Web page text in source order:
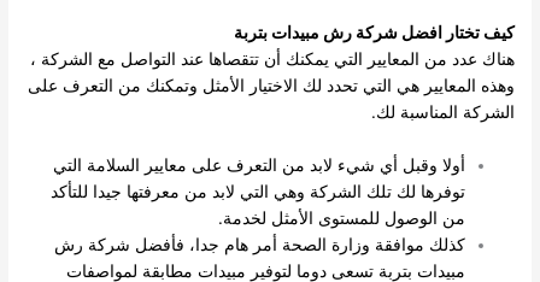
كيف تختار افضلشركة رش مبيدات بتربة
هناك عدد من المعايير التي يمكنك أن تتقصاها عند التواصل مع الشركة ،
وهذه المعايير هي التي تحدد لك الاختيار الأمثل وتمكنك من التعرف على
الشركة المناسبة لك.
أولا وقبل أي شيء لابد من التعرف على معايير السلامة التي
توفرها لك تلك الشركة وهي التي لابد من معرفتها جيدا للتأكد
من الوصول للمستوى الأمثل لخدمة.
كذلك موافقة وزارة الصحة أمر هام جدا، فأفضل شركة رش
مبيدات بتربة تسعى دوما لتوفير مبيدات مطابقة لمواصفات